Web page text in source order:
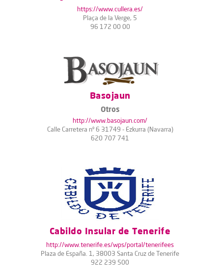
https://www.cullera.es/
Plaça de la Verge, 5
96 172 00 00
Basojaun
Otros
http://www.basojaun.com/
Calle Carretera nº 6 31749 - Ezkurra (Navarra)
620 707 741
Cabildo Insular de Tenerife
http://www.tenerife.es/wps/portal/tenerifees
Plaza de España. 1, 38003 Santa Cruz de Tenerife
922 239 500